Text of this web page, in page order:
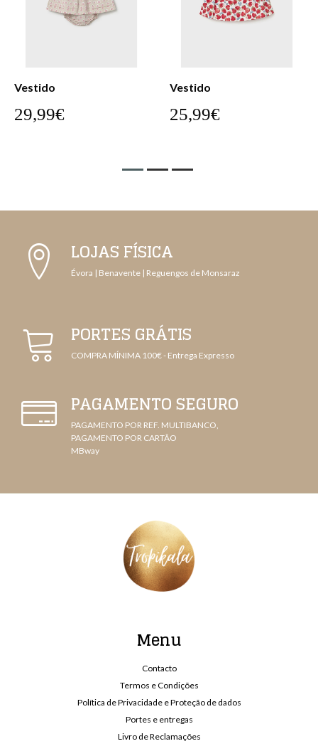
Vestido
29,99€
Vestido
25,99€
LOJAS FÍSICA
Évora | Benavente | Reguengos de Monsaraz
PORTES GRÁTIS
COMPRA MÍNIMA 100€ - Entrega Expresso
PAGAMENTO SEGURO
PAGAMENTO POR REF. MULTIBANCO,
PAGAMENTO POR CARTÃO
MBway
Menu
Contacto
Termos e Condições
Política de Privacidade e Proteção de dados
Portes e entregas
Livro de Reclamações